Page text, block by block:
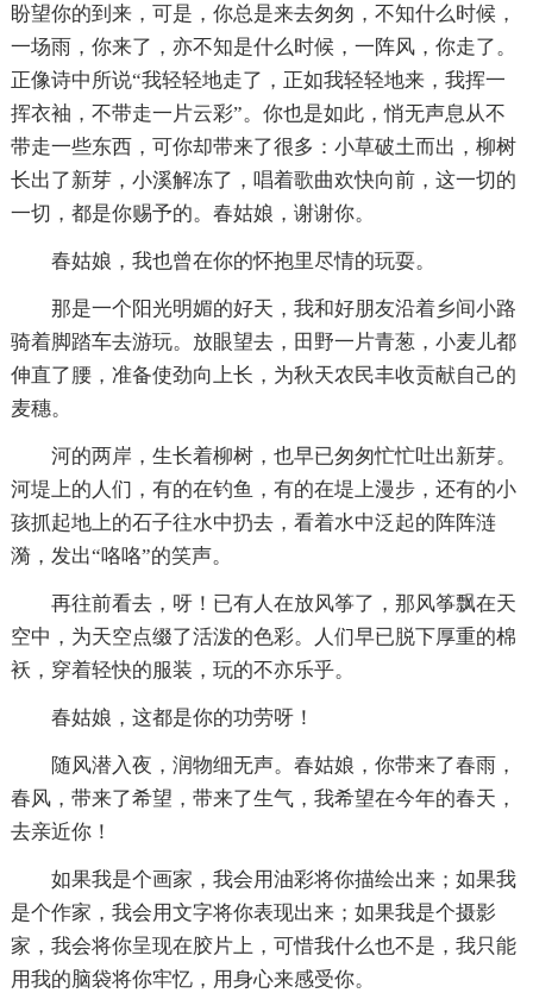
盼望你的到来，可是，你总是来去匆匆，不知什么时候，
一场雨，你来了，亦不知是什么时候，一阵风，你走了。
正像诗中所说“我轻轻地走了，正如我轻轻地来，我挥一
挥衣袖，不带走一片云彩”。你也是如此，悄无声息从不
带走一些东西，可你却带来了很多：小草破土而出，柳树
长出了新芽，小溪解冻了，唱着歌曲欢快向前，这一切的
一切，都是你赐予的。春姑娘，谢谢你。
春姑娘，我也曾在你的怀抱里尽情的玩耍。
那是一个阳光明媚的好天，我和好朋友沿着乡间小路
骑着脚踏车去游玩。放眼望去，田野一片青葱，小麦儿都
伸直了腰，准备使劲向上长，为秋天农民丰收贡献自己的
麦穗。
河的两岸，生长着柳树，也早已匆匆忙忙吐出新芽。
河堤上的人们，有的在钓鱼，有的在堤上漫步，还有的小
孩抓起地上的石子往水中扔去，看着水中泛起的阵阵涟
漪，发出“咯咯”的笑声。
再往前看去，呀！已有人在放风筝了，那风筝飘在天
空中，为天空点缀了活泼的色彩。人们早已脱下厚重的棉
袄，穿着轻快的服装，玩的不亦乐乎。
春姑娘，这都是你的功劳呀！
随风潜入夜，润物细无声。春姑娘，你带来了春雨，
春风，带来了希望，带来了生气，我希望在今年的春天，
去亲近你！
如果我是个画家，我会用油彩将你描绘出来；如果我
是个作家，我会用文字将你表现出来；如果我是个摄影
家，我会将你呈现在胶片上，可惜我什么也不是，我只能
用我的脑袋将你牢忆，用身心来感受你。